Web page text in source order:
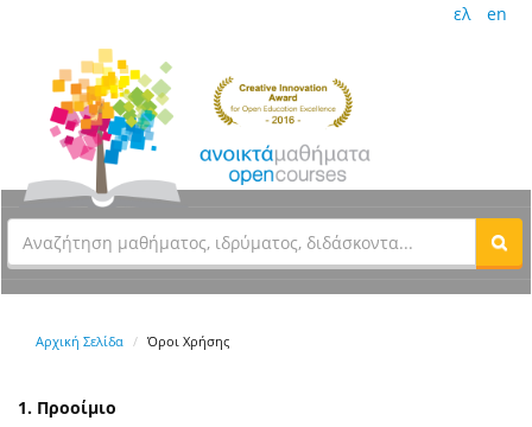
ελ en
Αρχική Σελίδα Όροι Χρήσης
1. Προοίμιο